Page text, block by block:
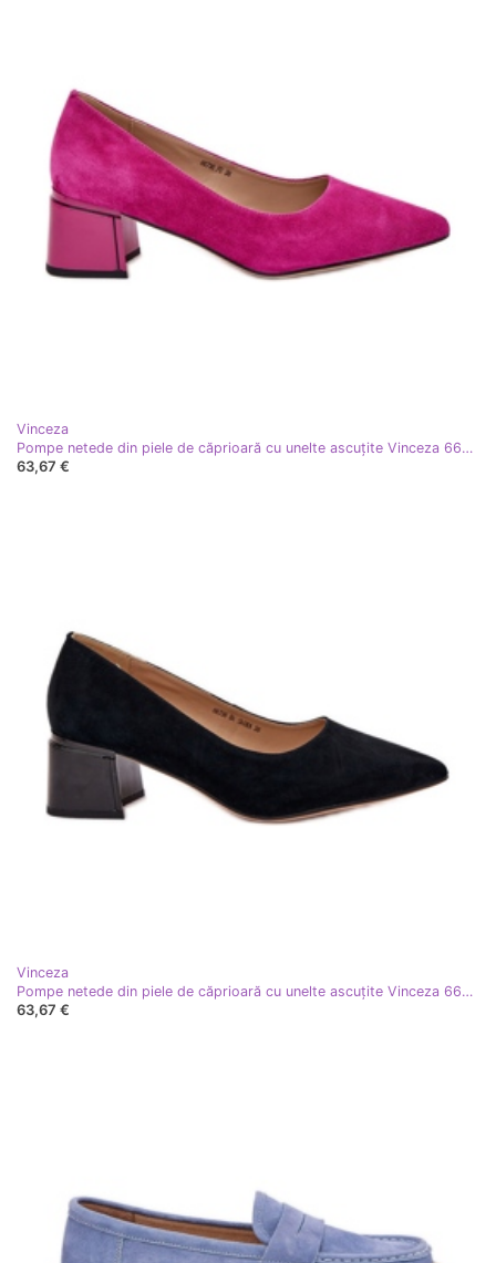
Vinceza
Pompe netede din piele de căprioară cu unelte ascuțite Vinceza 66736 Fuksja roz
63,67 €
Vinceza
Pompe netede din piele de căprioară cu unelte ascuțite Vinceza 66736 Negru
63,67 €